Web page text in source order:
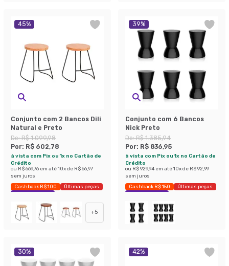
45%
Conjunto com 2 Bancos Dili
Natural e Preto
De:R$ 1.099,98
Por: R$ 602,78
à vista com Pix ou 1x no Cartão de
Crédito
ou R$ 669,76 em até10x de R$ 66,97
sem juros
Cashback R$ 100
Últimas peças
Economize 45%
+5
39%
Conjunto com 6 Bancos
Nick Preto
De:R$ 1.385,94
Por: R$ 836,95
à vista com Pix ou 1x no Cartão de
Crédito
ou R$ 929,94 em até10x de R$ 92,99
sem juros
Cashback R$ 150
Últimas peças
Economize 39%
30% 42%